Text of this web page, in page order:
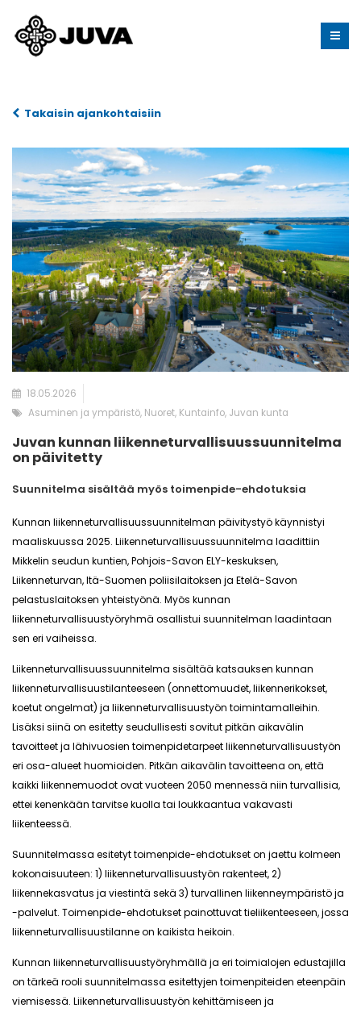
Takaisin ajankohtaisiin
18.05.2026
Asuminen ja ympäristö, Nuoret, Kuntainfo, Juvan kunta
Juvan kunnan liikenneturvallisuussuunnitelma
on päivitetty
Suunnitelma sisältää myös toimenpide-ehdotuksia
Kunnan liikenneturvallisuussuunnitelman päivitystyö käynnistyi
maaliskuussa 2025. Liikenneturvallisuussuunnitelma laadittiin
Mikkelin seudun kuntien, Pohjois-Savon ELY-keskuksen,
Liikenneturvan, Itä-Suomen poliisilaitoksen ja Etelä-Savon
pelastuslaitoksen yhteistyönä. Myös kunnan
liikenneturvallisuustyöryhmä osallistui suunnitelman laadintaan
sen eri vaiheissa.
Liikenneturvallisuussuunnitelma sisältää katsauksen kunnan
liikenneturvallisuustilanteeseen (onnettomuudet, liikennerikokset,
koetut ongelmat) ja liikenneturvallisuustyön toimintamalleihin.
Lisäksi siinä on esitetty seudullisesti sovitut pitkän aikavälin
tavoitteet ja lähivuosien toimenpidetarpeet liikenneturvallisuustyön
eri osa-alueet huomioiden. Pitkän aikavälin tavoitteena on, että
kaikki liikennemuodot ovat vuoteen 2050 mennessä niin turvallisia,
ettei kenenkään tarvitse kuolla tai loukkaantua vakavasti
liikenteessä.
Suunnitelmassa esitetyt toimenpide-ehdotukset on jaettu kolmeen
kokonaisuuteen: 1) liikenneturvallisuustyön rakenteet, 2)
liikennekasvatus ja viestintä sekä 3) turvallinen liikenneympäristö ja
-palvelut. Toimenpide-ehdotukset painottuvat tieliikenteeseen, jossa
liikenneturvallisuustilanne on kaikista heikoin.
Kunnan liikenneturvallisuustyöryhmällä ja eri toimialojen edustajilla
on tärkeä rooli suunnitelmassa esitettyjen toimenpiteiden eteenpäin
viemisessä. Liikenneturvallisuustyön kehittämiseen ja